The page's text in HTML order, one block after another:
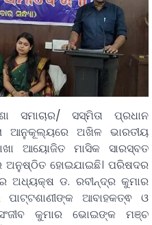
ସମାଚାର/ ସସ୍ମିତା ପ୍ରଧାନ
ଆନୁକୂଲ୍ୟରେ ଅଖିଳ ଭାରତୀୟ
ଆୟୋଜିତ ମାସିକ ସାରସ୍ବତ
ଅନୁଷ୍ଠିତ ହୋଇଯାଇଛି। ପରିଷଦର
ଅଧ୍ୟକ୍ଷ ଡ. ରବୀନ୍ଦ୍ର କୁମାର
ପାଟ୍ଟଶାଣୀଙ୍କ ଆବାହକତ୍ଵ ଓ
କୁମାର ଭୋଇଙ୍କ ମଞ୍ଚ